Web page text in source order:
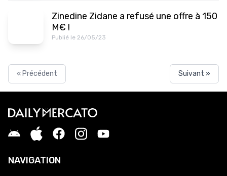
Zinedine Zidane a refusé une offre à 150
M€ !
Publié le 26/05/23
« Précédent Suivant »
NAVIGATION